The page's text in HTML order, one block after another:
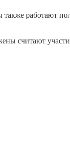
работают
считают